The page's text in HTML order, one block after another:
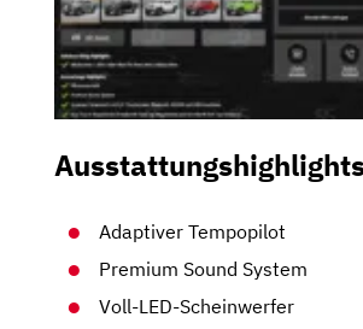
Adaptiver Tempopilot
Premium Sound System
Voll-LED-Scheinwerfer